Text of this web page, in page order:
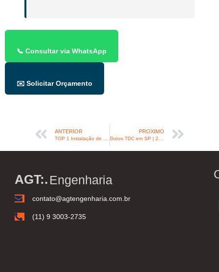
📞 Consultar via WhatsApp
✉️ Solicitar Orçamento
ANTERIOR PROXIMO
AGT:. Engenharia
contato@agtengenharia.com.br
(11) 9 3003-2735